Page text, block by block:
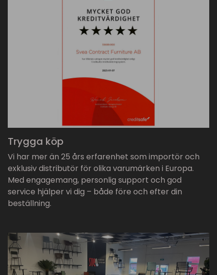
Trygga köp
Vi har mer än 25 års erfarenhet som importör och
exklusiv distributör för olika varumärken i Europa.
Med engagemang, personlig support och god
service hjälper vi dig – både före och efter din
beställning.